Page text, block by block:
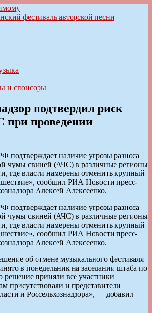
авторской песни
и спонсоры
подтвердил риск
при проведении
подтверждает наличие угрозы разноса
чумы свиней (АЧС) в различные регионы
где власти намерены отменить крупный
сообщил РИА Новости пресс-
Алексей Алексеенко.
подтверждает наличие угрозы разноса
чумы свиней (АЧС) в различные регионы
где власти намерены отменить крупный
сообщил РИА Новости пресс-
Алексей Алексеенко.
об отмене музыкального фестиваля
в понедельник на заседании штаба по
решение приняли все участники
присутствовали и представители
и Россельхознадзора», — добавил